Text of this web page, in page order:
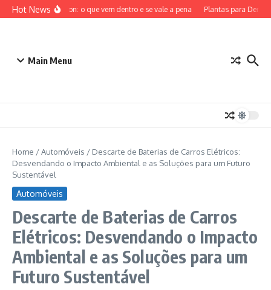
Ir para o conteúdo
Hot News
ETB Pokémon: o que vem dentro e se vale a pena Plantas para Dentro
Main Menu
Home /Automóveis / Descarte de Baterias de Carros Elétricos:
Desvendando o Impacto Ambiental e as Soluções para um Futuro
Sustentável
Automóveis
Descarte de Baterias de Carros
Elétricos: Desvendando o Impacto
Ambiental e as Soluções para um
Futuro Sustentável